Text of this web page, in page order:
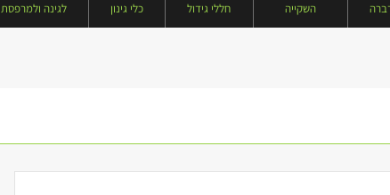
השקייה חללי גידול כלי גינון לגינה ולמרפסת